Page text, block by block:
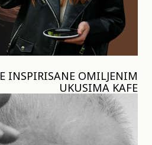
INSPIRISANE OMILJENIM
UKUSIMA KAFE